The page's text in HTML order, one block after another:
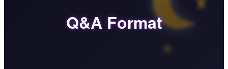
Q&A Format